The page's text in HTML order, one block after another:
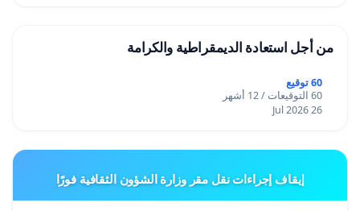
من أجل استعادة الديمقراطية والكرامة
60 توقيع
60 التوقيعات / 12 أشهر
26 Jul 2026
إيقاف إجراءات نقل مقر وزارة الشؤون الثقافية فورًا